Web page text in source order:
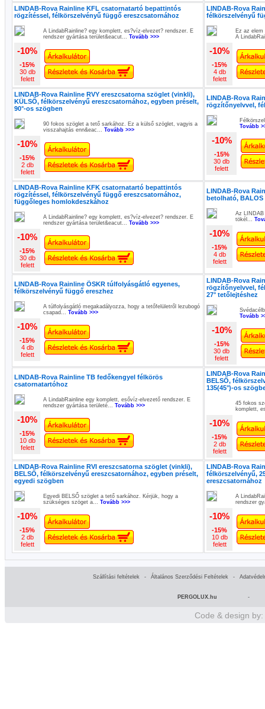
LINDAB-Rova Rainline KFL csatornatartó bepattintós
rögzítéssel, félkörszelvényű függő ereszcsatornához
A LindabRainline? egy komplett, es?víz-elvezet? rendszer. E
rendszer gyártása terület&eacut... Tovább >>>
-10%
-15%
30 db
felett
LINDAB-Rova
félkörszelvényű
Ez az
A
-10%
-15%
4 db
felett
LINDAB-Rova Rainline RVY ereszcsatorna szöglet (vinkli),
KÜLSŐ, félkörszelvényű ereszcsatornához, egyben préselt,
90°-os szögben
90 fokos szöglet a tető sarkához. Ez a külső szöglet, vagyis a
visszahajtás enn&eac... Tovább >>>
-10%
-15%
2 db
felett
LINDAB-Rova
rögzítőnyelvvel,
Tovább
-10%
-15%
30 db
felett
LINDAB-Rova Rainline KFK csatornatartó bepattintós
rögzítéssel, félkörszelvényű függő ereszcsatornához,
függőleges homlokdeszkához
A LindabRainline? egy komplett, es?víz-elvezet? rendszer. E
rendszer gyártása terület&eacut... Tovább >>>
-10%
-15%
30 db
felett
LINDAB-Rova
betolható, BALOS
Az LINDAB
tökél...
-10%
-15%
4 db
felett
LINDAB-Rova Rainline ÖSKR túlfolyásgátló egyenes,
félkörszelvényű függő ereszhez
A túlfolyásgátló megakadályozza, hogy a tetőfelületről lezubogó
csapad... Tovább >>>
-10%
-15%
4 db
felett
LINDAB-Rova
rögzítőnyelvvel,
27° tetőlejtéshez
Tovább
-10%
-15%
30 db
felett
LINDAB-Rova Rainline TB fedőkengyel félkörös
csatornatartóhoz
A LindabRainline egy komplett, esővíz-elvezető rendszer. E
rendszer gyártása területé... Tovább >>>
-10%
-15%
10 db
felett
LINDAB-Rova
BELSŐ,
135(45°)-os
45 fokos
komplett,
-10%
-15%
2 db
felett
LINDAB-Rova Rainline RVI ereszcsatorna szöglet (vinkli),
BELSŐ, félkörszelvényű ereszcsatornához, egyben préselt,
egyedi szögben
Egyedi BELSŐ szöglet a tető sarkához. Kérjük, hogy a
szükséges szöget a... Tovább >>>
-10%
-15%
2 db
felett
LINDAB-Rova
félkörszelvényű,
ereszcsatornához
A
rendszer
-10%
-15%
10 db
felett
Szállítási feltételek - Általános Szerződési Feltételek -
PERGOLUX.hu -
Code & design by: